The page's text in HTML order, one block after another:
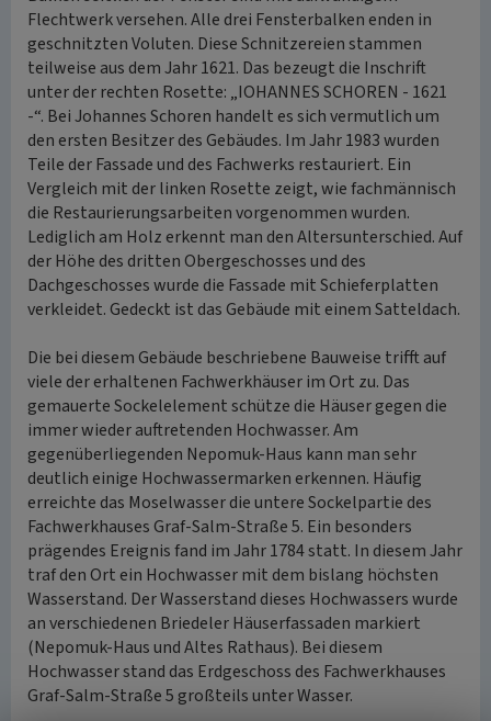
Flechtwerk versehen. Alle drei Fensterbalken enden in
geschnitzten Voluten. Diese Schnitzereien stammen
teilweise aus dem Jahr 1621. Das bezeugt die Inschrift
unter der rechten Rosette: „IOHANNES SCHOREN - 1621
-“. Bei Johannes Schoren handelt es sich vermutlich um
den ersten Besitzer des Gebäudes. Im Jahr 1983 wurden
Teile der Fassade und des Fachwerks restauriert. Ein
Vergleich mit der linken Rosette zeigt, wie fachmännisch
die Restaurierungsarbeiten vorgenommen wurden.
Lediglich am Holz erkennt man den Altersunterschied. Auf
der Höhe des dritten Obergeschosses und des
Dachgeschosses wurde die Fassade mit Schieferplatten
verkleidet. Gedeckt ist das Gebäude mit einem Satteldach.
Die bei diesem Gebäude beschriebene Bauweise trifft auf
viele der erhaltenen Fachwerkhäuser im Ort zu. Das
gemauerte Sockelelement schütze die Häuser gegen die
immer wieder auftretenden Hochwasser. Am
gegenüberliegenden Nepomuk-Haus kann man sehr
deutlich einige Hochwassermarken erkennen. Häufig
erreichte das Moselwasser die untere Sockelpartie des
Fachwerkhauses Graf-Salm-Straße 5. Ein besonders
prägendes Ereignis fand im Jahr 1784 statt. In diesem Jahr
traf den Ort ein Hochwasser mit dem bislang höchsten
Wasserstand. Der Wasserstand dieses Hochwassers wurde
an verschiedenen Briedeler Häuserfassaden markiert
(Nepomuk-Haus und Altes Rathaus). Bei diesem
Hochwasser stand das Erdgeschoss des Fachwerkhauses
Graf-Salm-Straße 5 großteils unter Wasser.